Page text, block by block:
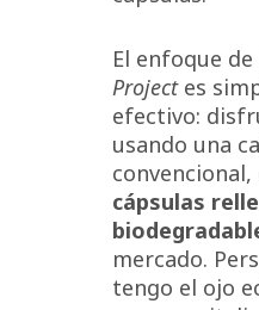
El enfoque de
Projectes
efectivo:
usando una
cápsulas
mercado.
tengo el ojo